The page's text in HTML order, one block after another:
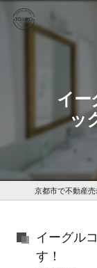
イー
ッ
イーグル
す！